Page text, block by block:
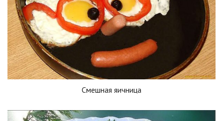
Смешная яичница